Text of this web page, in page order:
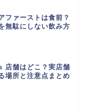
ファーストは食前？
無駄にしない飲み方
舗はどこ？実店舗
場所と注意点まとめ